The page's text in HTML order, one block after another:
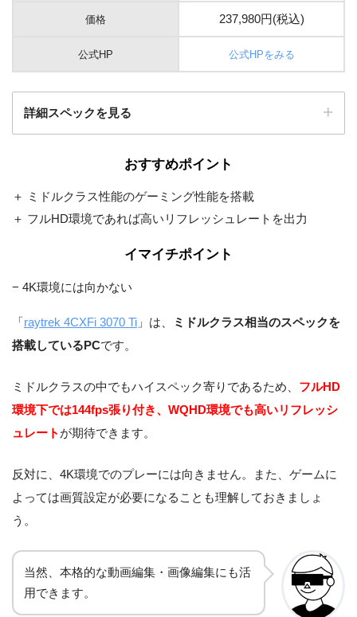
価格 237,980円(税込)
公式HP 公式HPをみる
詳細スペックを見る
Windows 11 Home 64ビット
Intel H670 チップセット ATX
マザーボード
750W 静音電源 80PLUS GO
光学ドライブ
ブ
おすすめポイント
＋ ミドルクラス性能のゲーミング性能を搭載
＋ フルHD環境であれば高いリフレッシュレートを出力
イマイチポイント
− 4K環境には向かない
「raytrek 4CXFi 3070 Ti 」は、
ミドルクラス相当のスペックを
搭載しているPCです。
ミドルクラスの中でもハイスペック寄りであるため、 フルHD
環境下では144fps張り付き、WQHD環境でも高いリフレッシ
ュレート が期待できます。
反対に、4K環境でのプレーには向きません。また、ゲームに
よっては画質設定が必要になることも理解しておきましょ
う。
当然、本格的な動画編集・画像編集にも活
用できます。